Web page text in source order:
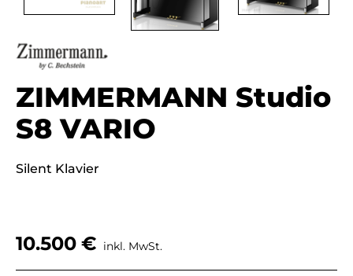
ZIMMERMANN Studio
S8 VARIO
Silent Klavier
10.500 € inkl. MwSt.